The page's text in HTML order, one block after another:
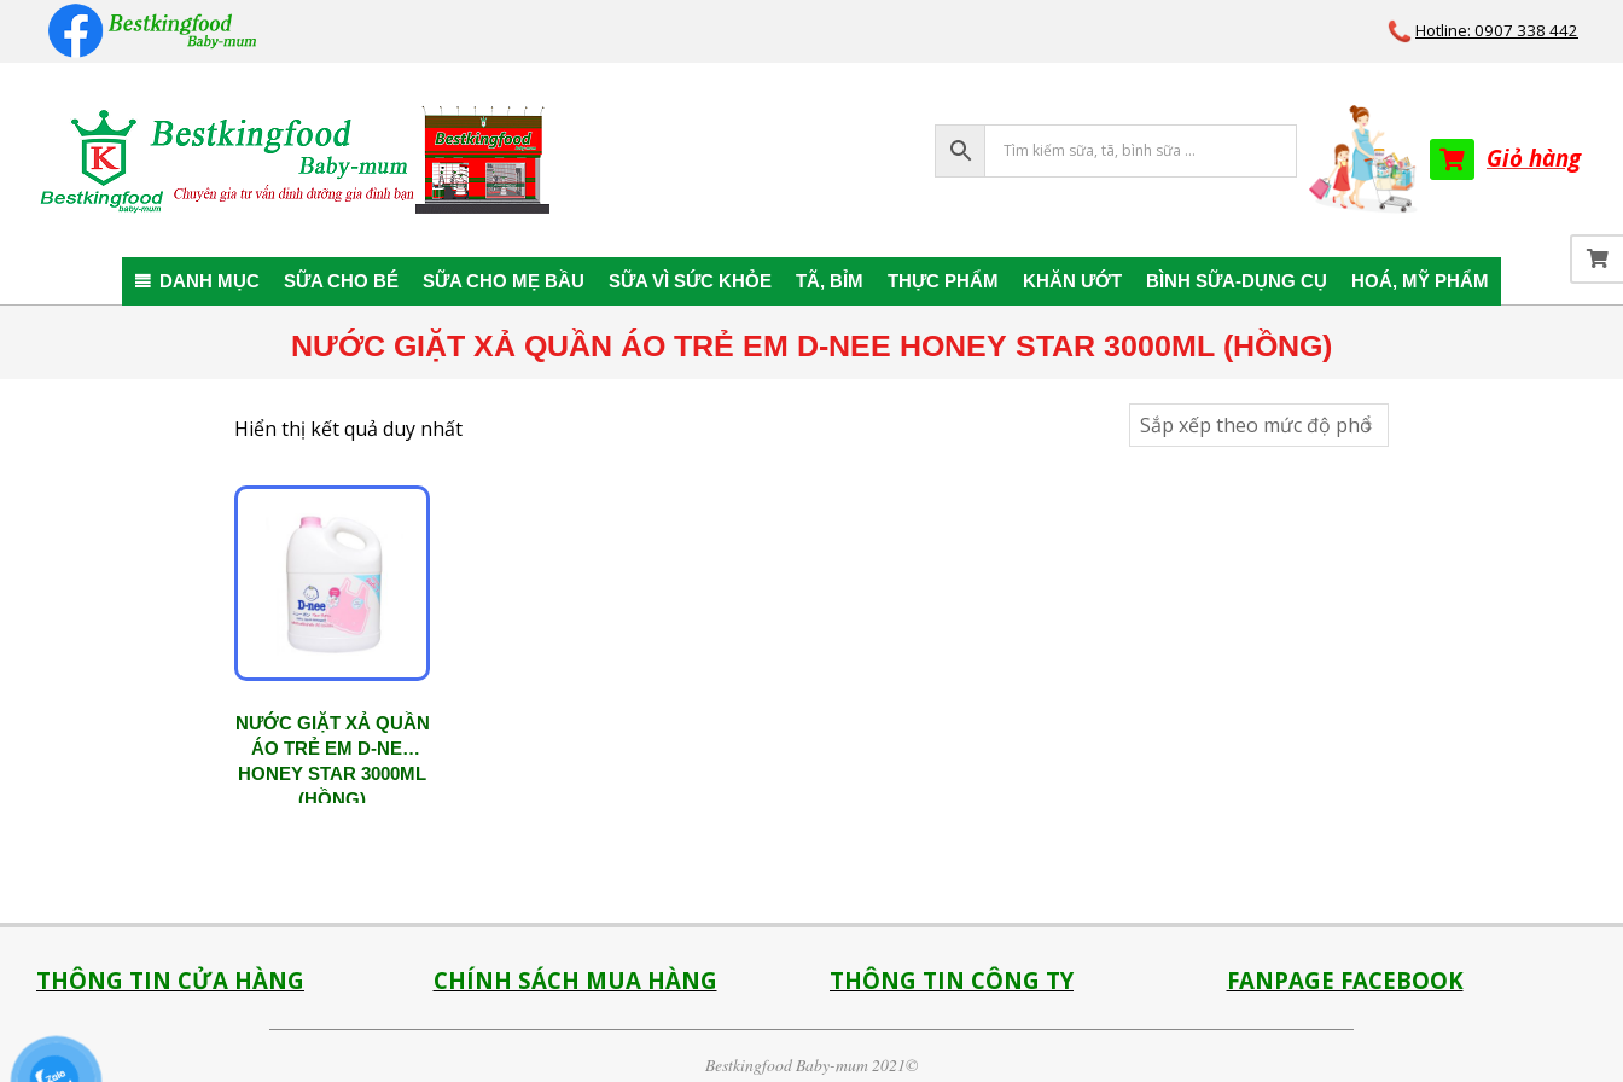
Hotline: 0907 338 442
Baby-
mum
Giỏ hàng
Primary
Menu
DANH MỤC SỮA CHO BÉ SỮA CHO MẸ BẦU SỮA VÌ SỨC KHỎE TÃ, BỈM THỰC PHẨM KHĂN ƯỚT BÌNH SỮA-DỤNG CỤ HOÁ, MỸ PHẨM
NƯỚC GIẶT XẢ QUẦN ÁO TRẺ EM D-NEE HONEY STAR 3000ML (HỒNG)
Hiển thị kết quả duy nhất
NƯỚC GIẶT XẢ QUẦN
ÁO TRẺ EM D-NEE
HONEY STAR 3000ML
(HỒNG)
THÔNG TIN CỬA HÀNG CHÍNH SÁCH MUA HÀNG THÔNG TIN CÔNG TY FANPAGE FACEBOOK
Bestkingfood Baby-mum 2021©